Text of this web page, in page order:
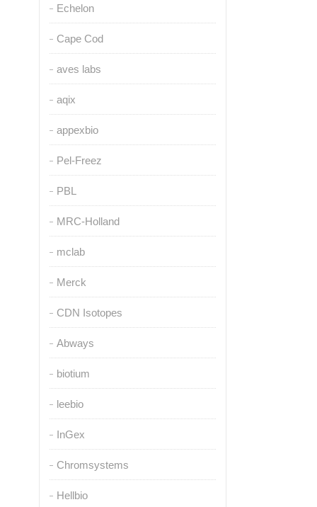
Echelon
Cape Cod
aves labs
aqix
appexbio
Pel-Freez
PBL
MRC-Holland
mclab
Merck
CDN Isotopes
Abways
biotium
leebio
InGex
Chromsystems
Hellbio